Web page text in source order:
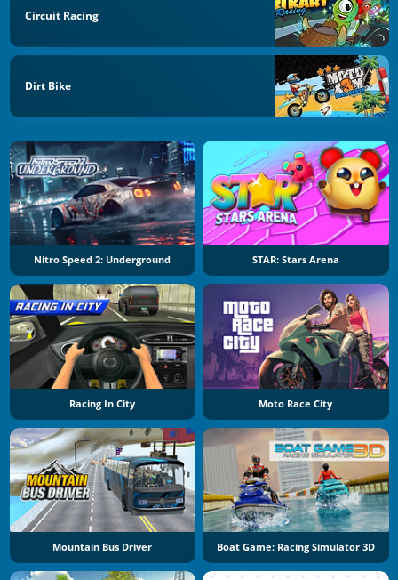
Circuit Racing
Dirt Bike
Nitro Speed 2: Underground STAR: Stars Arena
Racing In City Moto Race City
Mountain Bus Driver Boat Game: Racing Simulator 3D